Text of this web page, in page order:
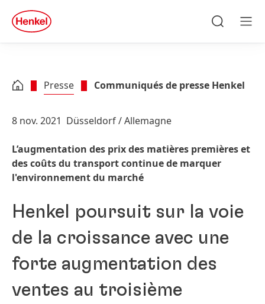
Skip to footer
quick
search
Presse Communiqués de presse Henkel
8 nov. 2021 Düsseldorf / Allemagne
L’augmentation des prix des matières premières et
des coûts du transport continue de marquer
l'environnement du marché
Henkel poursuit sur la voie
de la croissance avec une
forte augmentation des
ventes au troisième